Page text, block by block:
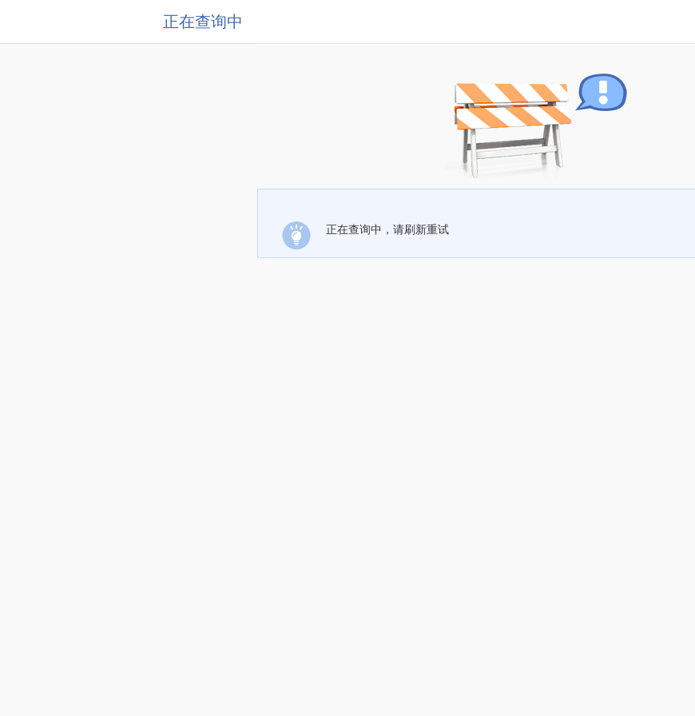
正在查询中
正在查询中，请刷新重试